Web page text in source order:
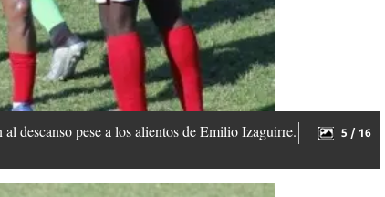
descanso pese a los alientos de Emilio Izaguirre.
5 / 16